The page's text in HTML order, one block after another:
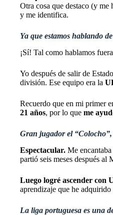
Otra cosa que destaco (y me
y me identifica.
Ya que estamos hablando
¡Sí! Tal como hablamos
Yo después de salir de
división. Ese equipo era la
Recuerdo que en mi primer
21 años, por lo que me
Gran jugador el
Espectacular. Me
partió seis meses después
Luego logré ascender con
aprendizaje que he adquirido
La liga portuguesa es una